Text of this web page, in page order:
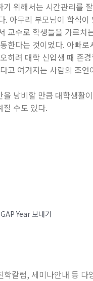
위해서는 시간관리를
. 아무리 부모님이 학식
교수로 학생들을 가르
한다는 것이었다. 아빠
히려 대학 신입생 때 존
고 여겨지는 사람의 조
낭비할 만큼 대학생활
질 수도 있다.
Year 보내기
칼럼, 세미나안내 등 다